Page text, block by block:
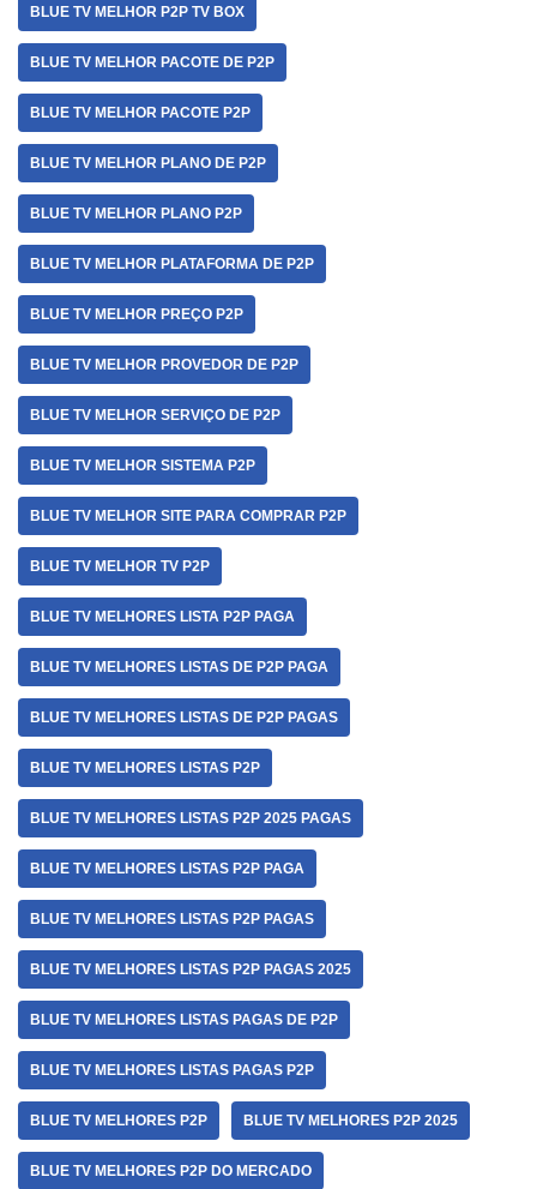
BLUE TV MELHOR P2P TV BOX
BLUE TV MELHOR PACOTE DE P2P
BLUE TV MELHOR PACOTE P2P
BLUE TV MELHOR PLANO DE P2P
BLUE TV MELHOR PLANO P2P
BLUE TV MELHOR PLATAFORMA DE P2P
BLUE TV MELHOR PREÇO P2P
BLUE TV MELHOR PROVEDOR DE P2P
BLUE TV MELHOR SERVIÇO DE P2P
BLUE TV MELHOR SISTEMA P2P
BLUE TV MELHOR SITE PARA COMPRAR P2P
BLUE TV MELHOR TV P2P
BLUE TV MELHORES LISTA P2P PAGA
BLUE TV MELHORES LISTAS DE P2P PAGA
BLUE TV MELHORES LISTAS DE P2P PAGAS
BLUE TV MELHORES LISTAS P2P
BLUE TV MELHORES LISTAS P2P 2025 PAGAS
BLUE TV MELHORES LISTAS P2P PAGA
BLUE TV MELHORES LISTAS P2P PAGAS
BLUE TV MELHORES LISTAS P2P PAGAS 2025
BLUE TV MELHORES LISTAS PAGAS DE P2P
BLUE TV MELHORES LISTAS PAGAS P2P
BLUE TV MELHORES P2P BLUE TV MELHORES P2P 2025
BLUE TV MELHORES P2P DO MERCADO